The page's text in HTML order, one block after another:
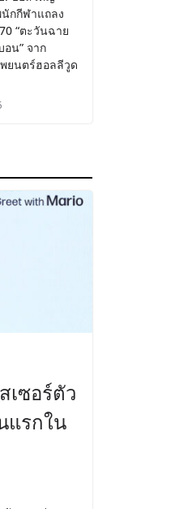
กกีฬาแถลง
“ตะวันฉาย
อน” จาก
ยนตร์ฮอลลีวูด
เซอร์ตัว
แรกใน